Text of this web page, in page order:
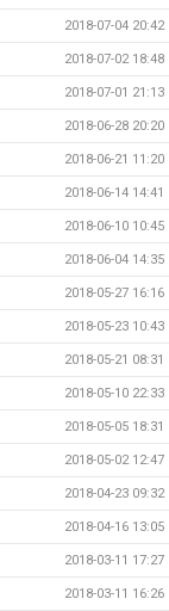
2018-07-04 20:42
2018-07-02 18:48
2018-07-01 21:13
2018-06-28 20:20
2018-06-21 11:20
2018-06-14 14:41
2018-06-10 10:45
2018-06-04 14:35
2018-05-27 16:16
2018-05-23 10:43
2018-05-21 08:31
2018-05-10 22:33
2018-05-05 18:31
2018-05-02 12:47
2018-04-23 09:32
2018-04-16 13:05
2018-03-11 17:27
2018-03-11 16:26